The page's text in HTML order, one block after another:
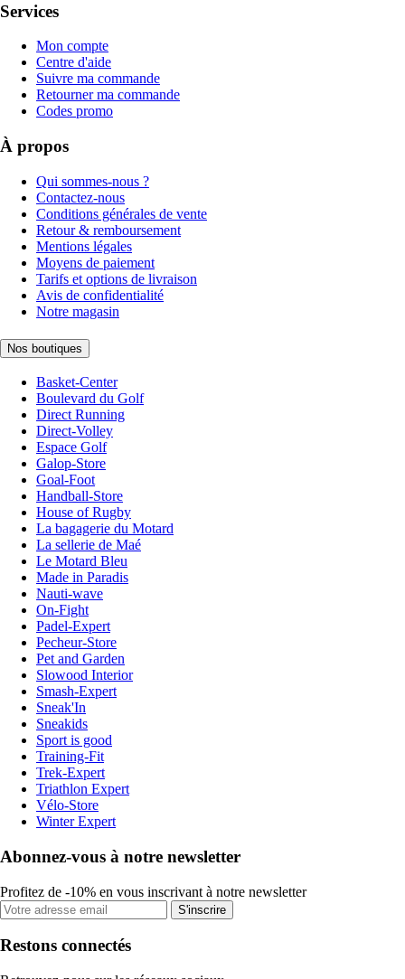
Services
Mon compte
Centre d'aide
Suivre ma commande
Retourner ma commande
Codes promo
À propos
Qui sommes-nous ?
Contactez-nous
Conditions générales de vente
Retour & remboursement
Mentions légales
Moyens de paiement
Tarifs et options de livraison
Avis de confidentialité
Notre magasin
Nos boutiques
Basket-Center
Boulevard du Golf
Direct Running
Direct-Volley
Espace Golf
Galop-Store
Goal-Foot
Handball-Store
House of Rugby
La bagagerie du Motard
La sellerie de Maé
Le Motard Bleu
Made in Paradis
Nauti-wave
On-Fight
Padel-Expert
Pecheur-Store
Pet and Garden
Slowood Interior
Smash-Expert
Sneak'In
Sneakids
Sport is good
Training-Fit
Trek-Expert
Triathlon Expert
Vélo-Store
Winter Expert
Abonnez-vous à notre newsletter
Profitez de -10% en vous inscrivant à notre newsletter
S'inscrire
Restons connectés